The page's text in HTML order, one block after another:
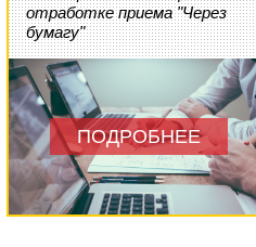
отработке приема "Через
бумагу"
ПОДРОБНЕЕ